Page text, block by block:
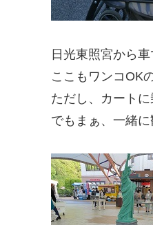
日光東照宮から
ここもワンコOK
ただし、カート
でもまぁ、一緒